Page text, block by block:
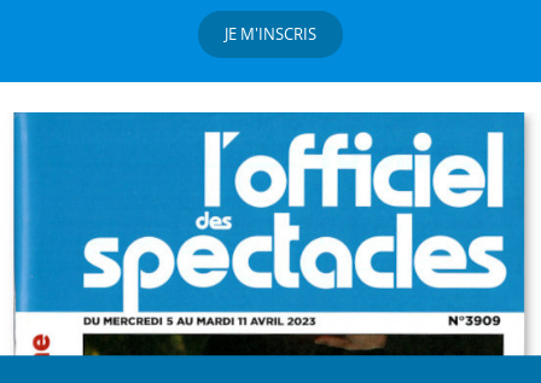
JE M'INSCRIS